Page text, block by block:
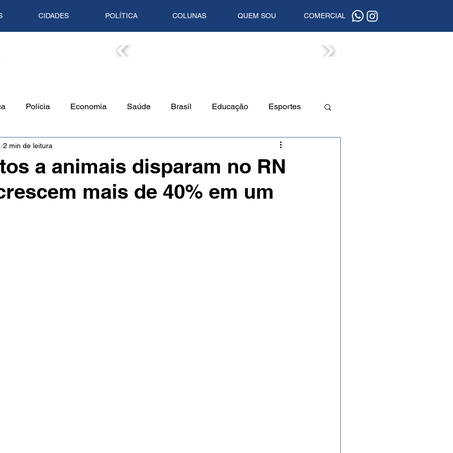
CIDADES POLÍTICA COLUNAS QUEM SOU COMERCIAL
Polícia Economia Saúde Brasil Educação Esportes
Ambiente
Artigo Mundo Trânsito Mente em Pauta Segurança
a animais disparam no RN
mais de 40% em um
2 min de leitura